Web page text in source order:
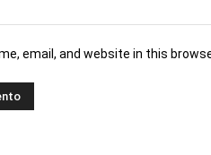
email, and website in this